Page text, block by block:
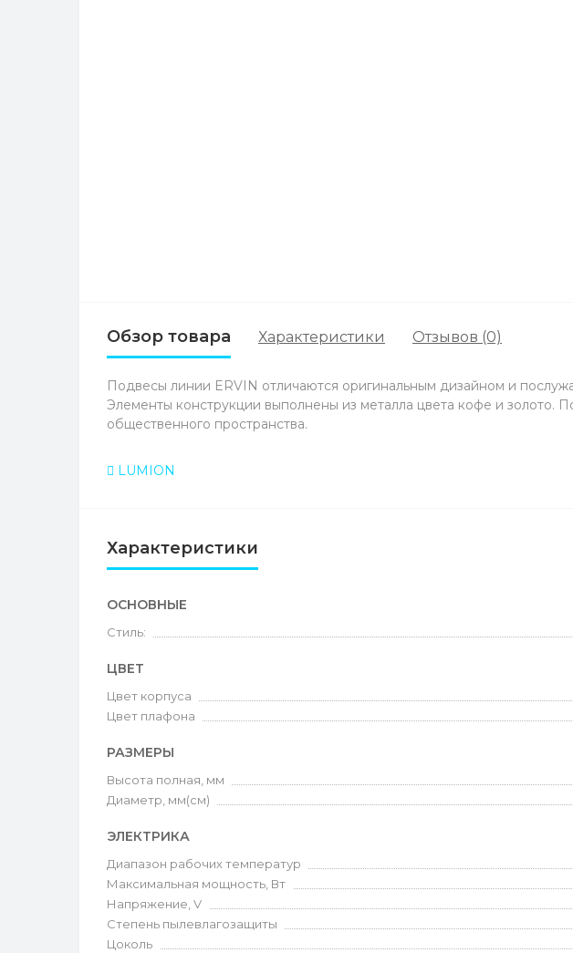
Обзор товара Характеристики Отзывов (0)
Подвесы линии ERVIN отличаются оригинальным дизайном и
Элементы конструкции выполнены из металла цвета кофе и золото.
общественного пространства.
LUMION
Характеристики
ОСНОВНЫЕ
Стиль:
ЦВЕТ
Цвет корпуса
Цвет плафона
РАЗМЕРЫ
Высота полная, мм
Диаметр, мм(см)
ЭЛЕКТРИКА
Диапазон рабочих температур
Максимальная мощность, Вт
Напряжение, V
Степень пылевлагозащиты
Цоколь